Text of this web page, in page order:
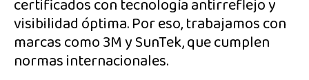
certificados con tecnología antirreflejo y
visibilidad óptima. Por eso, trabajamos con
marcas como 3M y SunTek, que cumplen
normas internacionales.